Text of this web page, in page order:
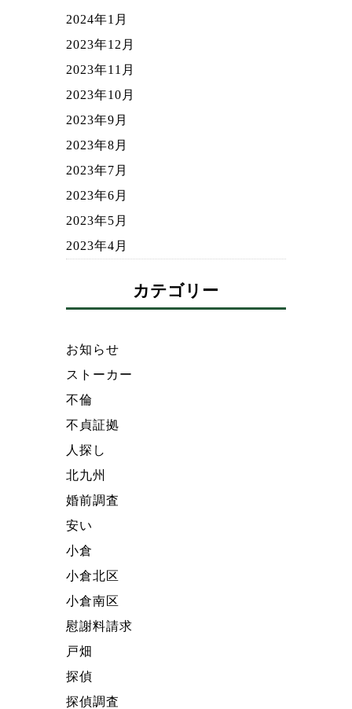
2024年1月
2023年12月
2023年11月
2023年10月
2023年9月
2023年8月
2023年7月
2023年6月
2023年5月
2023年4月
カテゴリー
お知らせ
ストーカー
不倫
不貞証拠
人探し
北九州
婚前調査
安い
小倉
小倉北区
小倉南区
慰謝料請求
戸畑
探偵
探偵調査